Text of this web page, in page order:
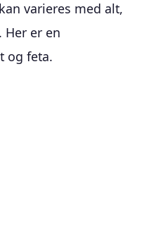
varieres med alt,
Her er en
og feta.